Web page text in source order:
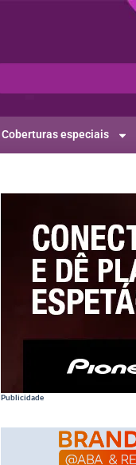
Coberturas especiais
Publicidade